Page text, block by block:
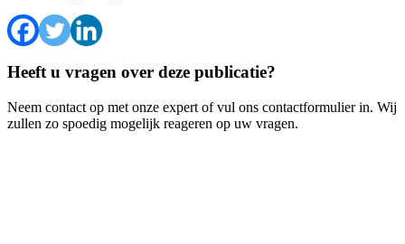
Heeft u vragen over deze publicatie?
Neem contact op met onze expert of vul ons contactformulier in. Wij
zullen zo spoedig mogelijk reageren op uw vragen.